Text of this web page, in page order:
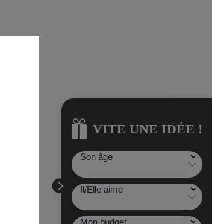
VITE UNE IDÉE !
VITE UNE IDÉE !